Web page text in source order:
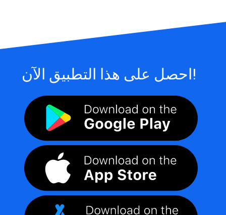
احصل على هذا التطبيق الآن!